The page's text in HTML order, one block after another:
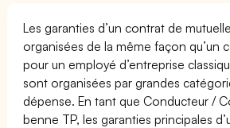
Les garanties d’un contrat de
organisées de la même façon qu’un
pour un employé d’entreprise
sont organisées par grandes
dépense. En tant que Conducteur /
benne TP, les garanties principales